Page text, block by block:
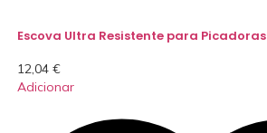
Escova Ultra Resistente para Picadoras
12,04 €
Adicionar